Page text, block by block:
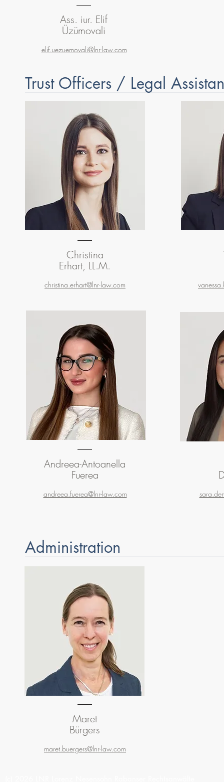
Ass. iur. Elif
Üzümovali
elif.uezuemovali@lnr-law.com
Trust Officers / Legal
Christina
Erhart, LL.M.
christina.erhart@lnr-law.com
Andreea-Antoanella
Fuerea
andreea.fuerea@lnr-law.com
Administration
Maret
Bürgers
maret.buergers@lnr-law.com